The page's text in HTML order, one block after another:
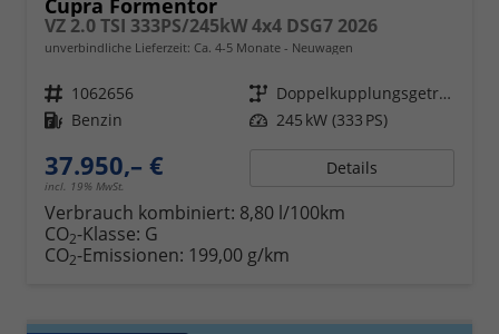
Cupra Formentor
VZ 2.0 TSI 333PS/245kW 4x4 DSG7 2026
unverbindliche Lieferzeit: Ca. 4-5 Monate Neuwagen
Fahrzeugnr. 1062656 Getriebe
Doppelkupplungsgetriebe (DSG)
Kraftstoff Benzin Leistung 245 kW (333 PS)
37.950,– €
incl. 19% MwSt.
Details
Verbrauch kombiniert: 8,80 l/100km
CO2-Klasse: G
CO2-Emissionen: 199,00 g/km